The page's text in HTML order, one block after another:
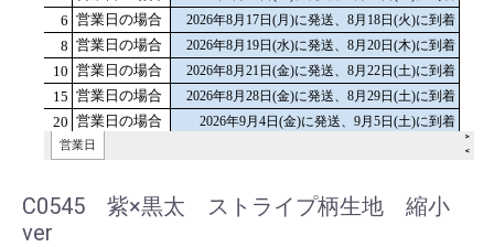
C0545 紫×黒太 ストライプ柄生地 縮小
ver